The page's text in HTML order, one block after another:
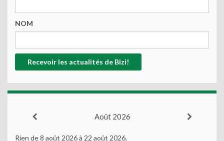
NOM
Août 2026
Rien de 8 août 2026 à 22 août 2026.